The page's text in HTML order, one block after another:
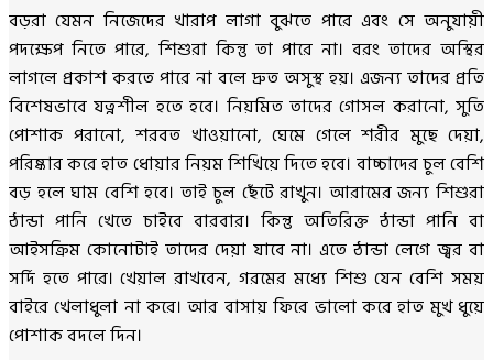
বড়রা যেমন নিজেদের খারাপ লাগা বুঝতে পারে এবং সে অনুযায়ী
পদক্ষেপ নিতে পারে, শিশুরা কিন্তু তা পারে না। বরং তাদের অস্থির
লাগলে প্রকাশ করতে পারে না বলে দ্রুত অসুস্থ হয়। এজন্য তাদের প্রতি
বিশেষভাবে যত্নশীল হতে হবে। নিয়মিত তাদের গোসল করানো, সুতি
পোশাক পরানো, শরবত খাওয়ানো, ঘেমে গেলে শরীর মুছে দেয়া,
পরিষ্কার করে হাত ধোয়ার নিয়ম শিখিয়ে দিতে হবে। বাচ্চাদের চুল বেশি
বড় হলে ঘাম বেশি হবে। তাই চুল ছেঁটে রাখুন। আরামের জন্য শিশুরা
ঠান্ডা পানি খেতে চাইবে বারবার। কিন্তু অতিরিক্ত ঠান্ডা পানি বা
আইসক্রিম কোনোটাই তাদের দেয়া যাবে না। এতে ঠান্ডা লেগে জ্বর বা
সর্দি হতে পারে। খেয়াল রাখবেন, গরমের মধ্যে শিশু যেন বেশি সময়
বাইরে খেলাধুলা না করে। আর বাসায় ফিরে ভালো করে হাত মুখ ধুয়ে
পোশাক বদলে দিন।